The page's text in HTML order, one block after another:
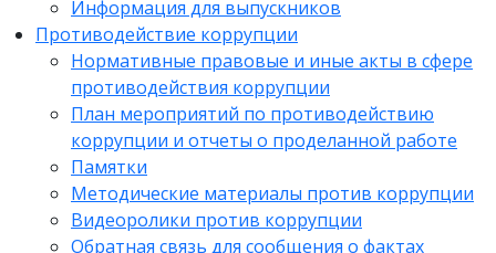
Информация для выпускников
Противодействие коррупции
Нормативные правовые и иные акты в сфере
противодействия коррупции
План мероприятий по противодействию
коррупции и отчеты о проделанной работе
Памятки
Методические материалы против коррупции
Видеоролики против коррупции
Обратная связь для сообщения о фактах